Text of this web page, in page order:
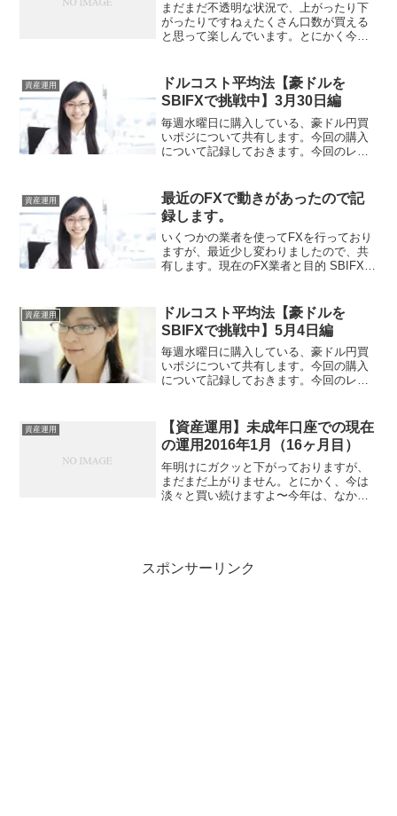
まだまだ不透明な状況で、上がったり下
がったりですねぇたくさん口数が買える
と思って楽しんでいます。とにかく今は
ですが・・継続は力なり・・・頑張りま
す。銘柄購入割合％評価額...
資産運用
ドルコスト平均法【豪ドルを
SBIFXで挑戦中】3月30日編
毎週水曜日に購入している、豪ドル円買
いポジについて共有します。今回の購入
について記録しておきます。今回のレバ
での購入です。さすがに86円を超えてき
たので、...
資産運用
最近のFXで動きがあったので記
録します。
いくつかの業者を使ってFXを行っており
ますが、最近少し変わりましたので、共
有します。現在のFX業者と目的 SBIFX
していたが、中止 DMM.FX ⇒ スワッ
プ両...
資産運用
ドルコスト平均法【豪ドルを
SBIFXで挑戦中】5月4日編
毎週水曜日に購入している、豪ドル円買
いポジについて共有します。今回の購入
について記録しておきます。今回のレバ
に円高になりました。6円程度。こりゃい
くでしょと...
資産運用
【資産運用】未成年口座での現在
の運用2016年1月（16ヶ月目）
年明けにガクッと下がっておりますが、
まだまだ上がりません。とにかく、今は
淡々と買い続けますよ〜今年は、なかな
スポンサーリンク